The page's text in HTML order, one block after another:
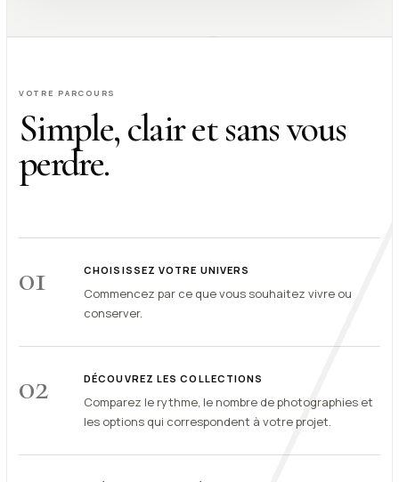
VOTRE PARCOURS
Simple, clair et sans vous
perdre.
01 CHOISISSEZ VOTRE UNIVERS
Commencez par ce que vous souhaitez vivre ou
conserver.
02 DÉCOUVREZ LES COLLECTIONS
Comparez le rythme, le nombre de photographies et
les options qui correspondent à votre projet.